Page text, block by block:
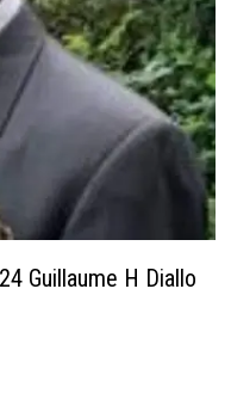
Guillaume H Diallo